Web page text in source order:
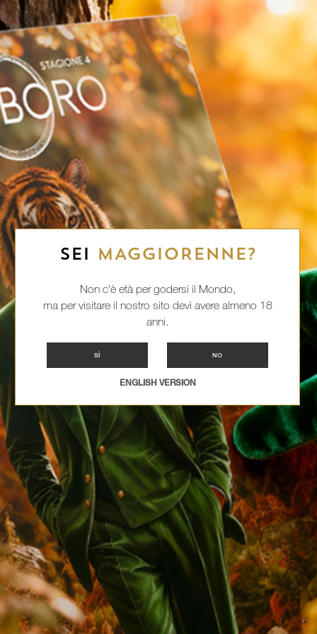
SEI MAGGIORENNE?
Non c'è età per godersi il Mondo,
ma per visitare il nostro sito devi avere almeno 18
anni.
SÌ NO
ENGLISH VERSION